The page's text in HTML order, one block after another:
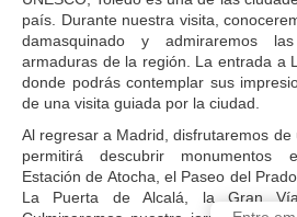
país. Durante nuestra visita,
damasquinado y admiraremos
armaduras de la región. La entrada a
donde podrás contemplar sus
de una visita guiada por la ciudad.
Al regresar a Madrid, disfrutaremos
permitirá descubrir monumentos
Estación de Atocha, el Paseo del
La Puerta de Alcalá, la Gran